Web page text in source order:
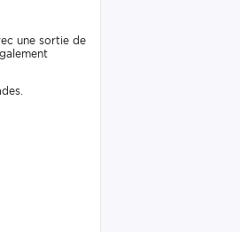
une sortie de